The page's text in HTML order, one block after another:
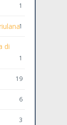
1
1
di
1
19
6
3